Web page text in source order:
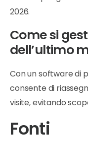
2026.
Come si
dell’ultimo
Con un software di
consente di
visite, evitando
Fonti